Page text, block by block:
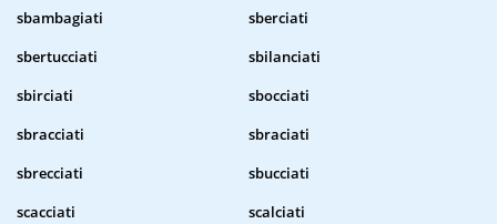
sbambagiati
sberciati
sbertucciati
sbilanciati
sbirciati
sbocciati
sbracciati
sbraciati
sbrecciati
sbucciati
scacciati
scalciati